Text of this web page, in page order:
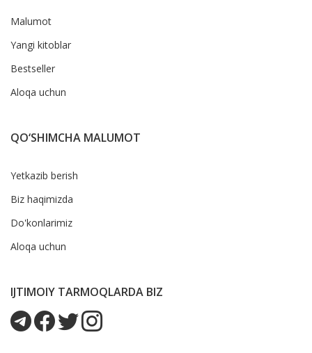
Malumot
Yangi kitoblar
Bestseller
Aloqa uchun
QO‘SHIMCHA MALUMOT
Yetkazib berish
Biz haqimizda
Do'konlarimiz
Aloqa uchun
IJTIMOIY TARMOQLARDA BIZ